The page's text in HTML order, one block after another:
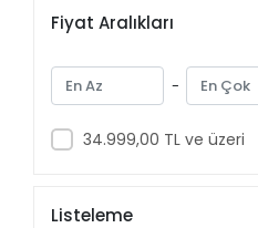
Güreller Şaft
Hedef Tarım
Kesmaksan
Köylü Tarım
Metkarsan
Fiyat Aralıkları
-
34.999,00 TL ve üzeri
Listeleme